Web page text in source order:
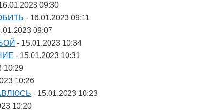
09:30
- 16.01.2023 09:11
09:07
- 15.01.2023 10:34
- 15.01.2023 10:31
10:29
10:26
- 15.01.2023 10:23
10:20